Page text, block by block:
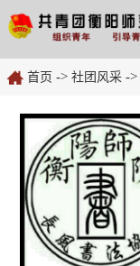
首页 -> 社团风采 ->